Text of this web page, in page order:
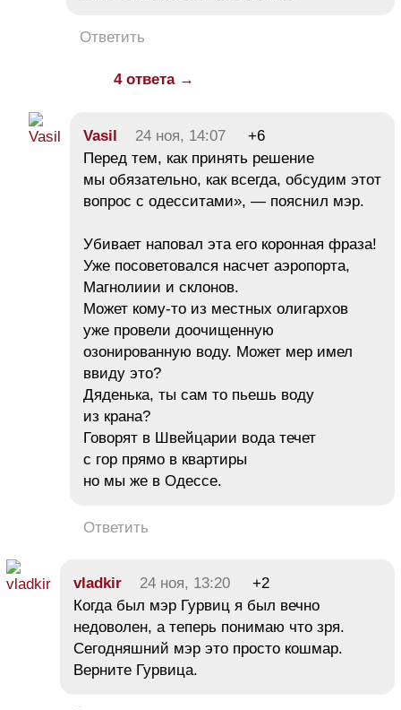
Ответить
4 ответа →
Vasil 24 ноя, 14:07
+6
Перед тем, как принять решение
мы обязательно, как всегда, обсудим этот
вопрос с одесситами», — пояснил мэр.
Убивает наповал эта его коронная фраза!
Уже посоветовался насчет аэропорта,
Магнолиии и склонов.
Может кому-то из местных олигархов
уже провели доочищенную
озонированную воду. Может мер имел
ввиду это?
Дяденька, ты сам то пьешь воду
из крана?
Говорят в Швейцарии вода течет
с гор прямо в квартиры
но мы же в Одессе.
Ответить
vladkir 24 ноя, 13:20
+2
Когда был мэр Гурвиц я был вечно
недоволен, а теперь понимаю что зря.
Сегодняшний мэр это просто кошмар.
Верните Гурвица.